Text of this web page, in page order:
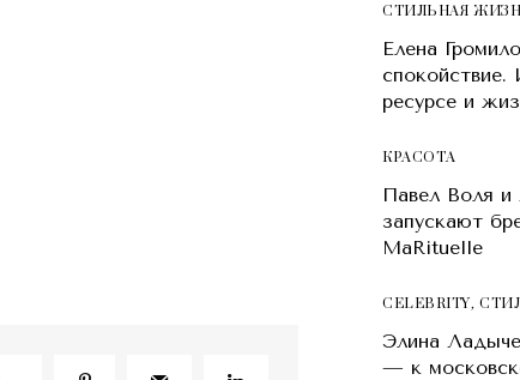
СТИЛЬНАЯ
Елена
спокойствие.
ресурсе и
КРАСОТA
Павел Воля и
запускают
MaRituelle
CELEBRITY,
Элина
— к